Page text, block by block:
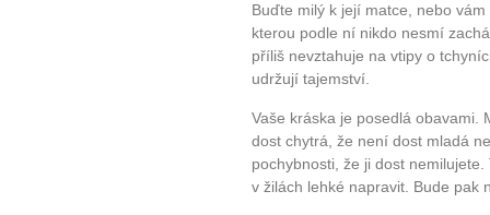
Buďte milý k její matce, nebo
kterou podle ní nikdo nesmí
příliš nevztahuje na vtipy o
udržují tajemství.
Vaše kráska je posedlá obavami.
dost chytrá, že není dost mladá
pochybnosti, že ji dost
v žilách lehké napravit. Bude pak